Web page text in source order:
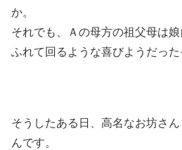
か。
それでも、Ａの母方の祖父母は
ふれて回るような喜びようだった
そうしたある日、高名なお坊さ
んです。